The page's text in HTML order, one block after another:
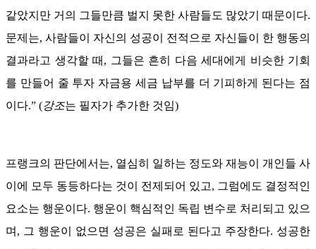
같았지만 거의 그들만큼 벌지 못한 사람들도 많았기 때문이다.
문제는, 사람들이 자신의 성공이 전적으로 자신들이 한 행동의
결과라고 생각할 때, 그들은 흔히 다음 세대에게 비슷한 기회
를 만들어 줄 투자 자금용 세금 납부를 더 기피하게 된다는 점
이다.” (강조는 필자가 추가한 것임)
프랭크의 판단에서는, 열심히 일하는 정도와 재능이 개인들 사
이에 모두 동등하다는 것이 전제되어 있고, 그럼에도 결정적인
요소는 행운이다. 행운이 핵심적인 독립 변수로 처리되고 있으
며, 그 행운이 없으면 성공은 실패로 된다고 주장한다. 성공한